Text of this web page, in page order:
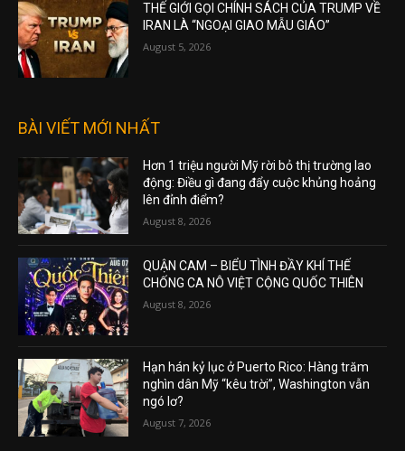
THẾ GIỚI GỌI CHÍNH SÁCH CỦA TRUMP VỀ
IRAN LÀ “NGOẠI GIAO MẪU GIÁO”
August 5, 2026
BÀI VIẾT MỚI NHẤT
Hơn 1 triệu người Mỹ rời bỏ thị trường lao
động: Điều gì đang đẩy cuộc khủng hoảng
lên đỉnh điểm?
August 8, 2026
QUẬN CAM – BIỂU TÌNH ĐẦY KHÍ THẾ
CHỐNG CA NÔ VIỆT CỘNG QUỐC THIÊN
August 8, 2026
Hạn hán kỷ lục ở Puerto Rico: Hàng trăm
nghìn dân Mỹ “kêu trời”, Washington vẫn
ngó lơ?
August 7, 2026